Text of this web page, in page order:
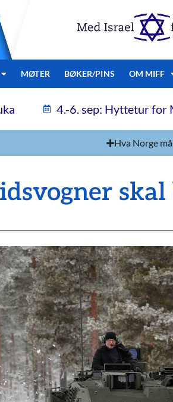
MØTER BØKER/PINS OM MIFF
4.-6. sep: Hyttetur for
Hva Norge